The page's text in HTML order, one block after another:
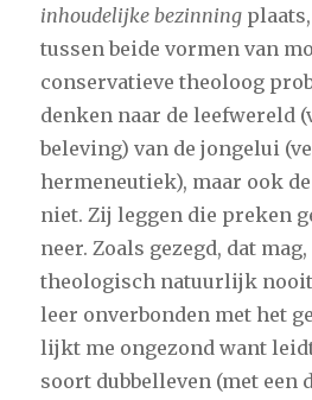
inhoudelijke bezinning
tussen beide vormen van
conservatieve theoloog
denken naar de leefwereld
beleving) van de jongelui
hermeneutiek), maar ook
niet. Zij leggen die preken
neer. Zoals gezegd, dat
theologisch natuurlijk
leer onverbonden met het
lijkt me ongezond want
soort dubbelleven (met een